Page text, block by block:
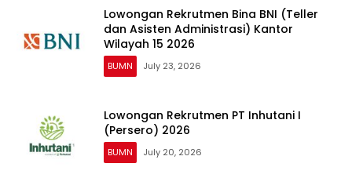
Lowongan Rekrutmen Bina BNI (Teller
dan Asisten Administrasi) Kantor
Wilayah 15 2026
BUMN July 23, 2026
Lowongan Rekrutmen PT Inhutani I
(Persero) 2026
BUMN July 20, 2026